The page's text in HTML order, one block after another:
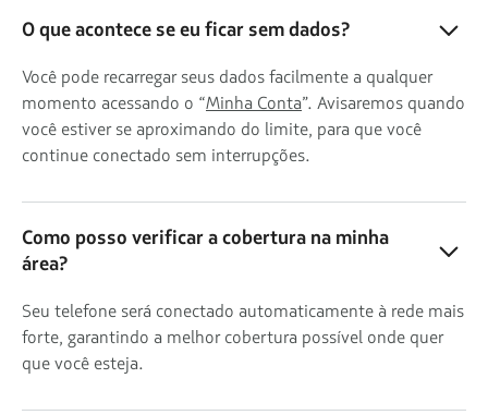
O que acontece se eu ficar sem dados?
Você pode recarregar seus dados facilmente a qualquer
momento acessando o “Minha Conta”. Avisaremos quando
você estiver se aproximando do limite, para que você
continue conectado sem interrupções.
Como posso verificar a cobertura na minha
área?
Seu telefone será conectado automaticamente à rede mais
forte, garantindo a melhor cobertura possível onde quer
que você esteja.